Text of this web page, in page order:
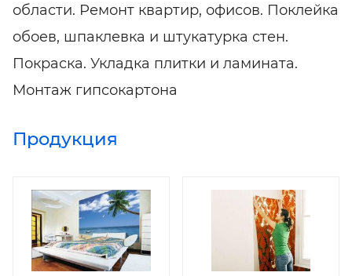
области. Ремонт квартир, офисов. Поклейка
обоев, шпаклевка и штукатурка стен.
Покраска. Укладка плитки и ламината.
Монтаж гипсокартона
Продукция